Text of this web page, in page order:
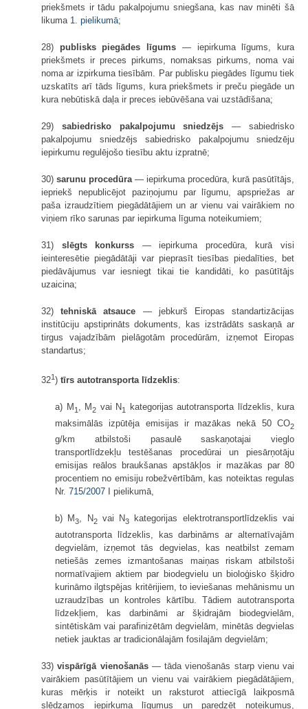
priekšmets ir tādu pakalpojumu sniegšana, kas nav minēti šā
likuma 1. pielikumā;
28) publisks piegādes līgums — iepirkuma līgums, kura
priekšmets ir preces pirkums, nomaksas pirkums, noma vai
noma ar izpirkuma tiesībām. Par publisku piegādes līgumu tiek
uzskatīts arī tāds līgums, kura priekšmets ir preču piegāde un
kura nebūtiskā daļa ir preces iebūvēšana vai uzstādīšana;
29) sabiedrisko pakalpojumu sniedzējs — sabiedrisko
pakalpojumu sniedzējs sabiedrisko pakalpojumu sniedzēju
iepirkumu regulējošo tiesību aktu izpratnē;
30) sarunu procedūra — iepirkuma procedūra, kurā pasūtītājs,
iepriekš nepublicējot paziņojumu par līgumu, apspriežas ar
paša izraudzītiem piegādātājiem un ar vienu vai vairākiem no
viņiem rīko sarunas par iepirkuma līguma noteikumiem;
31) slēgts konkurss — iepirkuma procedūra, kurā visi
ieinteresētie piegādātāji var pieprasīt tiesības piedalīties, bet
piedāvājumus var iesniegt tikai tie kandidāti, ko pasūtītājs
uzaicina;
32)tehniskā atsauce — jebkurš Eiropas standartizācijas
institūciju apstiprināts dokuments, kas izstrādāts saskaņā ar
tirgus vajadzībām pielāgotām procedūrām, izņemot Eiropas
standartus;
321) tīrs autotransporta līdzeklis:
a) M 1 , M2 vai N1
kategorijas autotransporta līdzeklis, kura
maksimālās izpūtēja emisijas ir mazākas nekā 50 CO2
g/km atbilstoši pasaulē saskaņotajai vieglo
transportlīdzekļu testēšanas procedūrai un piesārņotāju
emisijas reālos braukšanas apstākļos ir mazākas par 80
procentiem no emisiju robežvērtībām, kas noteiktas regulas
Nr. 715/2007 I pielikumā,
b) M3, N2vai N3
kategorijas elektrotransportlīdzeklis vai
autotransporta līdzeklis, kas darbināms ar alternatīvajām
degvielām, izņemot tās degvielas, kas neatbilst zemam
netiešās zemes izmantošanas maiņas riskam atbilstoši
normatīvajiem aktiem par biodegvielu un bioloģisko šķidro
kurināmo ilgtspējas kritērijiem, to ieviešanas mehānismu un
uzraudzības un kontroles kārtību. Tādiem autotransporta
līdzekļiem, kas darbināmi ar šķidrajām biodegvielām,
sintētiskām vai parafinizētām degvielām, minētās degvielas
netiek jauktas ar tradicionālajām fosilajām degvielām;
33)vispārīgā vienošanās— tāda vienošanās starp vienu vai
vairākiem pasūtītājiem un vienu vai vairākiem piegādātājiem,
kuras mērķis ir noteikt un raksturot attiecīgā laikposmā
slēdzamos iepirkuma līgumus un paredzēt noteikumus,